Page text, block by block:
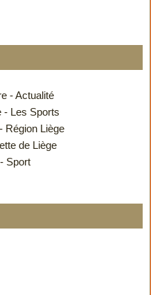
- Actualité
- Les Sports
Région Liège
de Liège
Sport